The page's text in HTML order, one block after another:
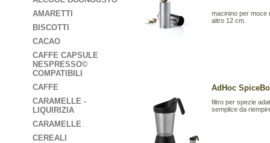
AMARETTI
BISCOTTI
CACAO
CAFFE CAPSULE
NESPRESSO©
COMPATIBILI
CAFFE
CARAMELLE -
LIQUIRIZIA
CARAMELLE
CEREALI
macinino per moce
altro 12 cm.
AdHoc
filtro per spezie
semplice da